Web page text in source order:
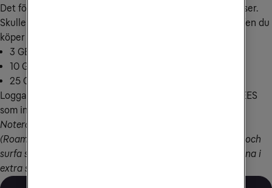
Det förutsätter att du har surf kvar den månad som du reser.
Skulle du ha slut på surf kan du köpa extra. Den extra surfen du
köper gäller både i Sverige och inom EU/EES.
3 GB för 199 kr: skicka EUD3 till
10 GB för 299 kr: skicka EUD10 till
25 GB för 399 kr: skicka EUD25 till
Logga in i
för att se hur mycket surf inom EU/EES
som ingår i ditt abonnemang.
Notera att Ukraina och Moldavien ingår i EUs RLAH-zon
(Roam Like At Home). Det innebär att du kan ringa, sms:a och
surfa som hemma när du reser dit. Dessutom ingår länderna i
extra surfpaket som du kan köpa till.